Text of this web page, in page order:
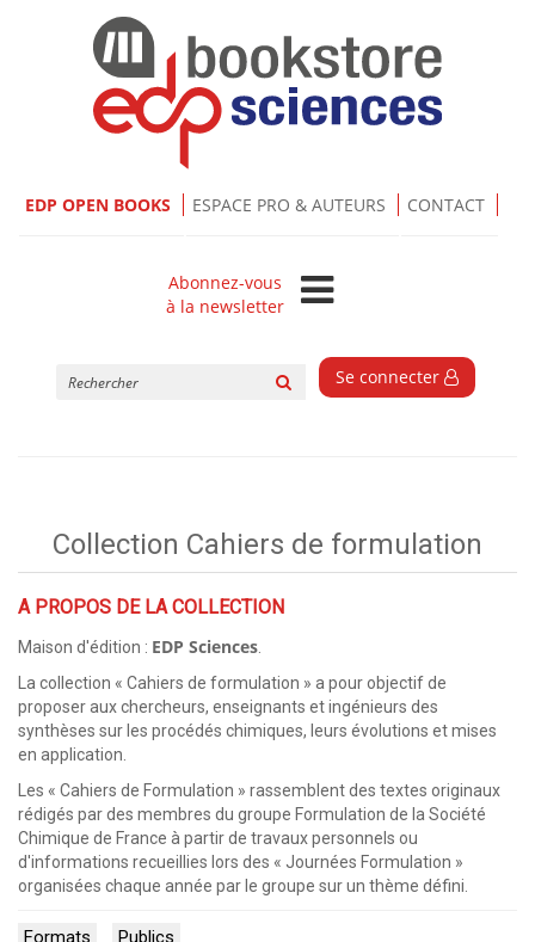
EDP OPEN BOOKS ESPACE PRO & AUTEURS CONTACT
Abonnez-vous
à la newsletter
Se connecter
Collection Cahiers de formulation
A PROPOS DE LA COLLECTION
Maison d'édition : EDP Sciences.
La collection « Cahiers de formulation » a pour objectif de
proposer aux chercheurs, enseignants et ingénieurs des
synthèses sur les procédés chimiques, leurs évolutions et mises
en application.
Les « Cahiers de Formulation » rassemblent des textes originaux
rédigés par des membres du groupe Formulation de la Société
Chimique de France à partir de travaux personnels ou
d'informations recueillies lors des « Journées Formulation »
organisées chaque année par le groupe sur un thème défini.
Formats Publics